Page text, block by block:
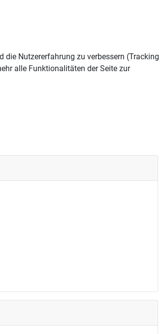
die Nutzererfahrung zu verbessern (Tracking
alle Funktionalitäten der Seite zur